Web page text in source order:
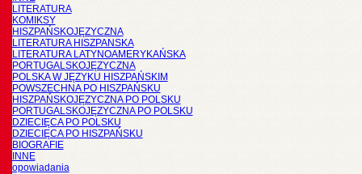
LITERATURA
KOMIKSY
HISZPAŃSKOJĘZYCZNA
LITERATURA HISZPANSKA
LITERATURA LATYNOAMERYKAŃSKA
PORTUGALSKOJĘZYCZNA
POLSKA W JĘZYKU HISZPAŃSKIM
POWSZECHNA PO HISZPAŃSKU
HISZPAŃSKOJĘZYCZNA PO POLSKU
PORTUGALSKOJĘZYCZNA PO POLSKU
DZIECIĘCA PO POLSKU
DZIECIĘCA PO HISZPAŃSKU
BIOGRAFIE
INNE
opowiadania